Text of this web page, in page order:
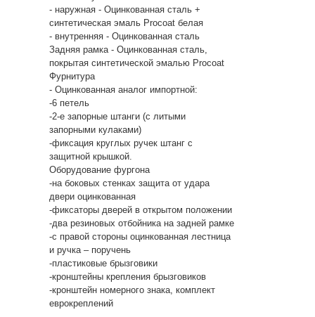
- наружная - Оцинкованная сталь +
синтетическая эмаль Procoat белая
- внутренняя - Оцинкованная сталь
Задняя рамка - Оцинкованная сталь,
покрытая синтетической эмалью Procoat
Фурнитура
- Оцинкованная аналог импортной:
-6 петель
-2-е запорные штанги (с литыми
запорными кулаками)
-фиксация круглых ручек штанг с
защитной крышкой.
Оборудование фургона
-на боковых стенках защита от удара
двери оцинкованная
-фиксаторы дверей в открытом положении
-два резиновых отбойника на задней рамке
-с правой стороны оцинкованная лестница
и ручка – поручень
-пластиковые брызговики
-кронштейны крепления брызговиков
-кронштейн номерного знака, комплект
еврокреплений